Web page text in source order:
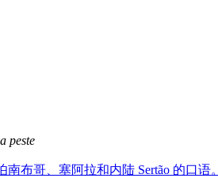
peste
布哥、塞阿拉和内陆 Sertão 的口语。